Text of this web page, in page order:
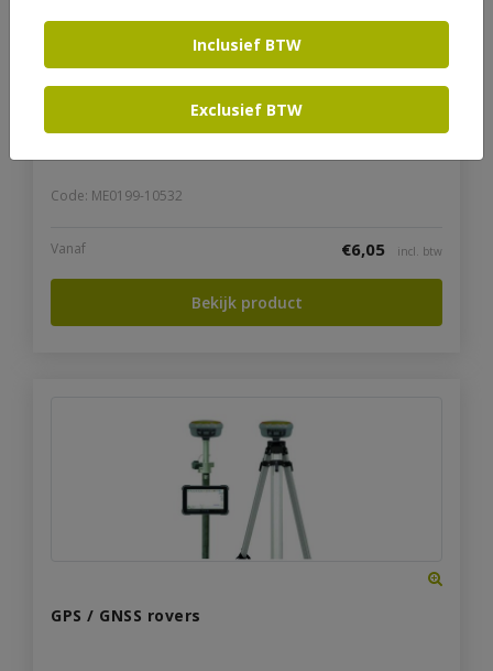
Code: ME0199-10532
Vanaf €6,05 incl. btw
Bekijk product
GPS / GNSS rovers
Inclusief BTW
Exclusief BTW